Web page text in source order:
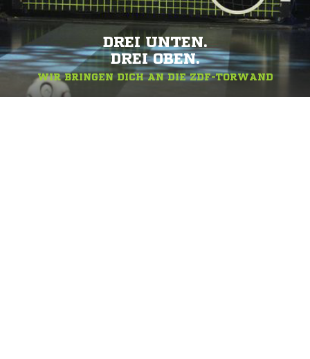
DREI UNTEN.
DREI OBEN.
WIR BRINGEN DICH AN DIE ZDF-TORWAND